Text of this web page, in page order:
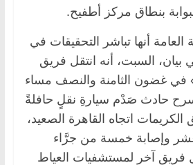
العامة أنها تباشر التحقيقات في
السبت، أنه انتقل فريق
في غضون الثامنة والنصف مساء
حادث صَدْم سيارةِ نقلٍ حافلةً
اتجاه القاهرة الصعيد،
عشر وإصابة خمسة من جرَّاء
فريق آخر لمستشفيات العياط